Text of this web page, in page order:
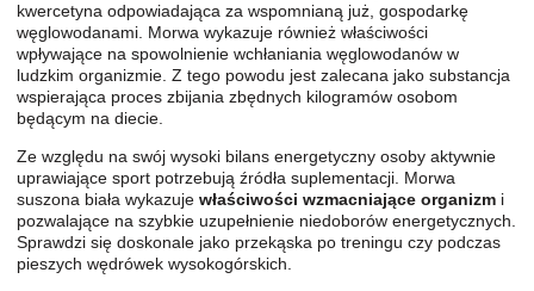
kwercetyna odpowiadająca za wspomnianą już, gospodarkę
węglowodanami. Morwa wykazuje również właściwości
wpływające na spowolnienie wchłaniania węglowodanów w
ludzkim organizmie. Z tego powodu jest zalecana jako substancja
wspierająca proces zbijania zbędnych kilogramów osobom
będącym na diecie.
Ze względu na swój wysoki bilans energetyczny osoby aktywnie
uprawiające sport potrzebują źródła suplementacji. Morwa
suszona biała wykazuje właściwości wzmacniające organizm i
pozwalające na szybkie uzupełnienie niedoborów energetycznych.
Sprawdzi się doskonale jako przekąska po treningu czy podczas
pieszych wędrówek wysokogórskich.